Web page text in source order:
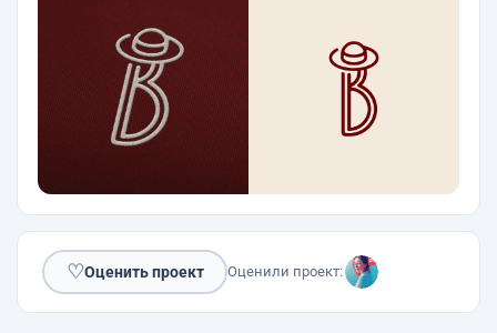
♡Оценить проект Оценили проект: